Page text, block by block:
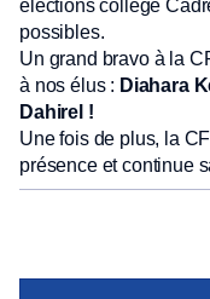
élections college
possibles.
Un grand bravo à la
à nos élus : Diahara
Dahirel !
Une fois de plus, la
présence et continue